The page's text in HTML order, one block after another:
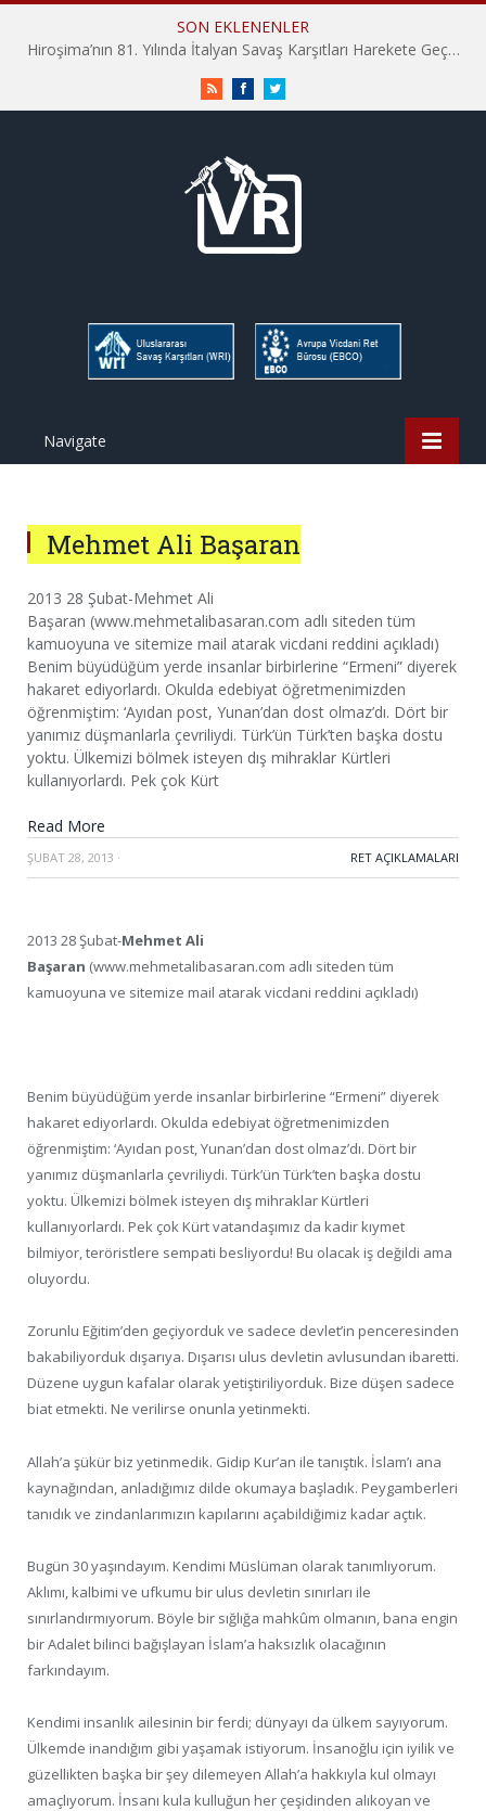
SON EKLENENLER
Hiroşima’nın 81. Yılında İtalyan Savaş Karşıtları Harekete Geçti: “Hatırlamak yeterli değil”
RSS FacebookTwitter
Navigate
Mehmet Ali Başaran
2013 28 Şubat-Mehmet Ali
Başaran (www.mehmetalibasaran.com adlı siteden tüm
kamuoyuna ve sitemize mail atarak vicdani reddini açıkladı)
Benim büyüdüğüm yerde insanlar birbirlerine “Ermeni” diyerek
hakaret ediyorlardı. Okulda edebiyat öğretmenimizden
öğrenmiştim: ‘Ayıdan post, Yunan’dan dost olmaz’dı. Dört bir
yanımız düşmanlarla çevriliydi. Türk’ün Türk’ten başka dostu
yoktu. Ülkemizi bölmek isteyen dış mihraklar Kürtleri
kullanıyorlardı. Pek çok Kürt
Read More
ŞUBAT 28, 2013 · RET AÇIKLAMALARI
2013 28 Şubat-Mehmet Ali
Başaran (www.mehmetalibasaran.com adlı siteden tüm
kamuoyuna ve sitemize mail atarak vicdani reddini açıkladı)
Benim büyüdüğüm yerde insanlar birbirlerine “Ermeni” diyerek
hakaret ediyorlardı. Okulda edebiyat öğretmenimizden
öğrenmiştim: ‘Ayıdan post, Yunan’dan dost olmaz’dı. Dört bir
yanımız düşmanlarla çevriliydi. Türk’ün Türk’ten başka dostu
yoktu. Ülkemizi bölmek isteyen dış mihraklar Kürtleri
kullanıyorlardı. Pek çok Kürt vatandaşımız da kadir kıymet
bilmiyor, teröristlere sempati besliyordu! Bu olacak iş değildi ama
oluyordu.
Zorunlu Eğitim’den geçiyorduk ve sadece devlet’in penceresinden
bakabiliyorduk dışarıya. Dışarısı ulus devletin avlusundan ibaretti.
Düzene uygun kafalar olarak yetiştiriliyorduk. Bize düşen sadece
biat etmekti. Ne verilirse onunla yetinmekti.
Allah’a şükür biz yetinmedik. Gidip Kur’an ile tanıştık. İslam’ı ana
kaynağından, anladığımız dilde okumaya başladık. Peygamberleri
tanıdık ve zindanlarımızın kapılarını açabildiğimiz kadar açtık.
Bugün 30 yaşındayım. Kendimi Müslüman olarak tanımlıyorum.
Aklımı, kalbimi ve ufkumu bir ulus devletin sınırları ile
sınırlandırmıyorum. Böyle bir sığlığa mahkûm olmanın, bana engin
bir Adalet bilinci bağışlayan İslam’a haksızlık olacağının
farkındayım.
Kendimi insanlık ailesinin bir ferdi; dünyayı da ülkem sayıyorum.
Ülkemde inandığım gibi yaşamak istiyorum. İnsanoğlu için iyilik ve
güzellikten başka bir şey dilemeyen Allah’a hakkıyla kul olmayı
amaçlıyorum. İnsanı kula kulluğun her çeşidinden alıkoyan ve